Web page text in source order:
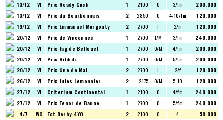
13/12
VI Prix Ready Cash 1 2100 O 3/fm
200.000
13/12
VI Prix du Bourbonnais 2 2850 O 4-10/fm
120.000
19/12
VI Prix Emmanuel Margouty 2 2700 I 2/m
120.000
20/12
VI Prix de Vincennes 1 2700 I/M 3/fm
240.000
20/12
VI Prix Jag de Bellouet 1 2700 O/M 4/fm
200.000
20/12
VI Prix Bilibili 1 2700 O/M 5/fm
200.000
20/12
VI Prix Une de Mai 2 2700 I 2/f
120.000
26/12
VI Prix Jules Lemonnier 2 2175 O/M 5-10
120.000
27/12
VI Criterium Continental 1 2100 O 4/fm
240.000
27/12
VI Prix Tenor de Baune 1 2700 O 5/fm
240.000
4/7
WO Tct Derby 4YO 2 2100 O 4
50.000